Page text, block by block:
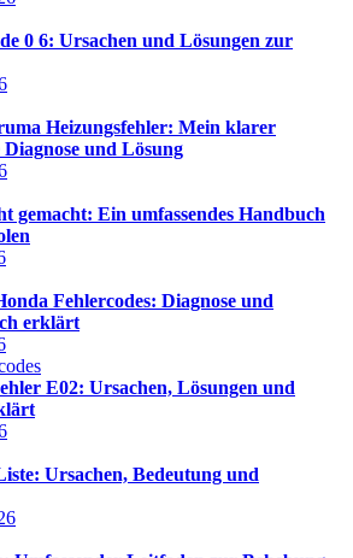
0 6: Ursachen und Lösungen zur
Heizungsfehler: Mein klarer
und Lösung
gemacht: Ein umfassendes Handbuch
Fehlercodes: Diagnose und
erklärt
E02: Ursachen, Lösungen und
Ursachen, Bedeutung und